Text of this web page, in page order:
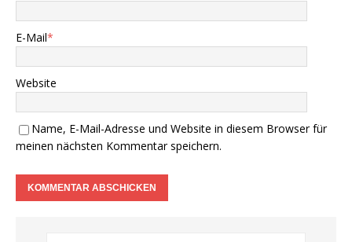
E-Mail*
Website
Name, E-Mail-Adresse und Website in diesem Browser für
meinen nächsten Kommentar speichern.